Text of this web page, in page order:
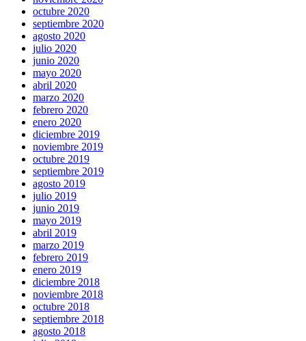
octubre 2020
septiembre 2020
agosto 2020
julio 2020
junio 2020
mayo 2020
abril 2020
marzo 2020
febrero 2020
enero 2020
diciembre 2019
noviembre 2019
octubre 2019
septiembre 2019
agosto 2019
julio 2019
junio 2019
mayo 2019
abril 2019
marzo 2019
febrero 2019
enero 2019
diciembre 2018
noviembre 2018
octubre 2018
septiembre 2018
agosto 2018